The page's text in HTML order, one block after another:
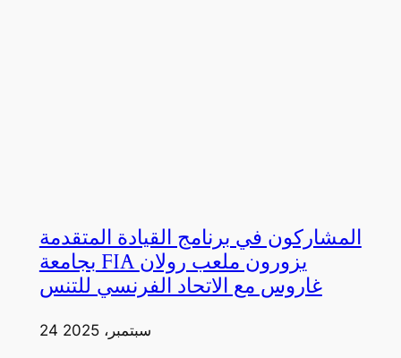
المشاركون في برنامج القيادة المتقدمة
بجامعة FIA يزورون ملعب رولان
غاروس مع الاتحاد الفرنسي للتنس
24 سبتمبر، 2025